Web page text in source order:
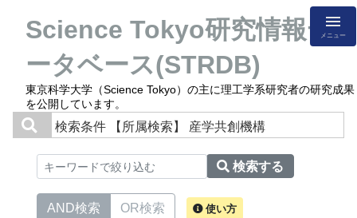
Science Tokyo研究情報デ
ータベース(STRDB)
東京科学大学（Science Tokyo）の主に理工学系研究者の研究成果
を公開しています。
メニュー
検索条件 【所属検索】 産学共創機構
検索する
AND検索 OR検索 使い方